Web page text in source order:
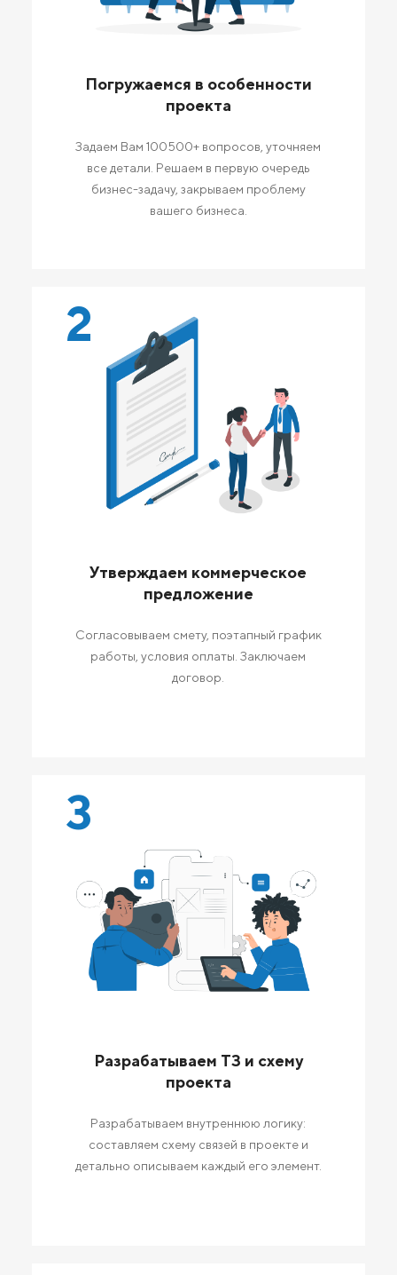
Погружаемся в особенности
проекта
Задаем Вам 100500+ вопросов, уточняем
все детали. Решаем в первую очередь
бизнес-задачу, закрываем проблему
вашего бизнеса.
2
Утверждаем коммерческое
предложение
Согласовываем смету, поэтапный график
работы, условия оплаты. Заключаем
договор.
3
Разрабатываем ТЗ и схему
проекта
Разрабатываем внутреннюю логику:
составляем схему связей в проекте и
детально описываем каждый его элемент.